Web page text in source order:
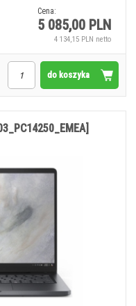
Cena:
5 085,00 PLN
4 134,15 PLN netto
do koszyka